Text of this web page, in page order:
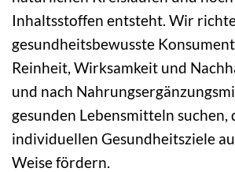
Inhaltsstoffen entsteht. Wir
gesundheitsbewusste
Reinheit, Wirksamkeit und
und nach
gesunden Lebensmitteln suchen,
individuellen Gesundheitsziele
Weise fördern.